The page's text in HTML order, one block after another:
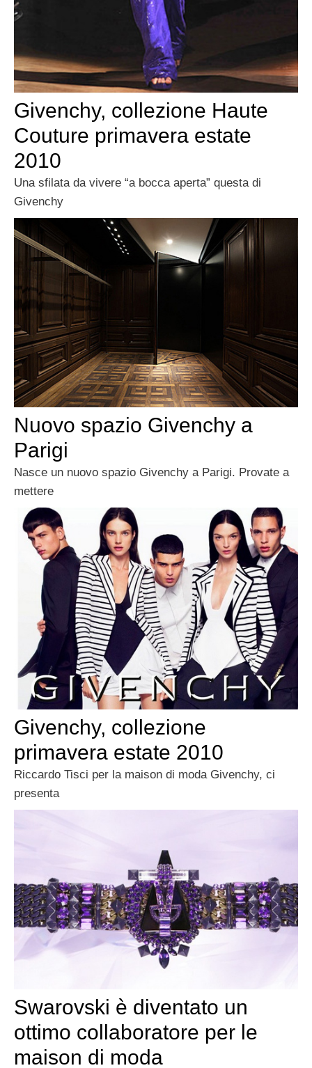
Givenchy, collezione Haute
Couture primavera estate
2010
Una sfilata da vivere “a bocca aperta” questa di
Givenchy
Nuovo spazio Givenchy a
Parigi
Nasce un nuovo spazio Givenchy a Parigi. Provate a
mettere
Givenchy, collezione
primavera estate 2010
Riccardo Tisci per la maison di moda Givenchy, ci
presenta
Swarovski è diventato un
ottimo collaboratore per le
maison di moda